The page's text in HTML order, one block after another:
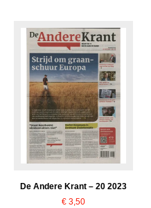
De Andere Krant – 20 2023
€ 3,50